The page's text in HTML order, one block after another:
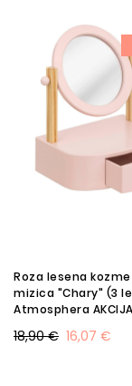
Roza lesena
mizica "Chary" (3
Atmosphera AKCIJA
16,07 €
18,90 €